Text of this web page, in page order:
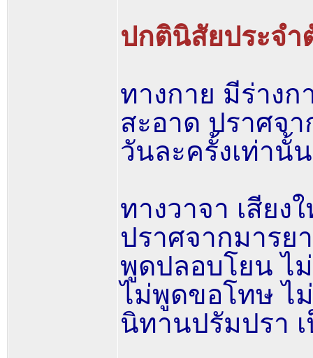
ปกตินิสัยประจำ
ทางกาย มีร่างก
สะอาด ปราศจ
วันละครั้งเท่านั้น
ทางวาจา เสีย
ปราศจากมารย
พูดปลอบโยน ไ
ไม่พูดขอโทษ ไ
นิทานปรัมปรา